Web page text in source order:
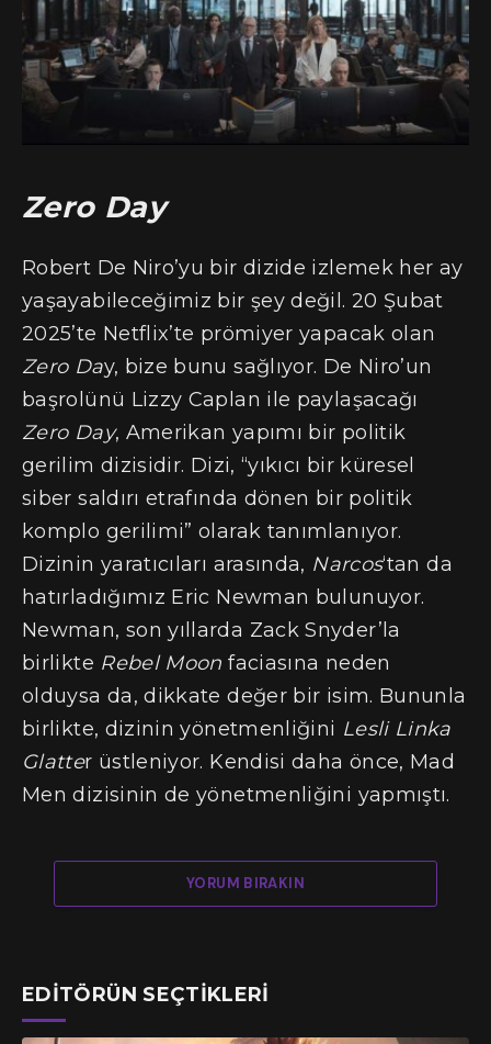
Zero Day
Robert De Niro’yu bir dizide izlemek her ay
yaşayabileceğimiz bir şey değil. 20 Şubat
2025’te Netflix’te prömiyer yapacak olan
Zero Day, bize bunu sağlıyor. De Niro’un
başrolünü Lizzy Caplan ile paylaşacağı
Zero Day, Amerikan yapımı bir politik
gerilim dizisidir. Dizi, “yıkıcı bir küresel
siber saldırı etrafında dönen bir politik
komplo gerilimi” olarak tanımlanıyor.
Dizinin yaratıcıları arasında, Narcos‘tan da
hatırladığımız Eric Newman bulunuyor.
Newman, son yıllarda Zack Snyder’la
birlikte Rebel Moon faciasına neden
olduysa da, dikkate değer bir isim. Bununla
birlikte, dizinin yönetmenliğini Lesli Linka
Glatter üstleniyor. Kendisi daha önce, Mad
Men dizisinin de yönetmenliğini yapmıştı.
YORUM BIRAKIN
EDITÖRÜN SEÇTIKLERI